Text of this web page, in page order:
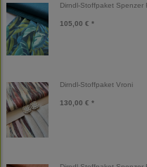
Dirndl-Stoffpaket Spenzer
105,00 € *
Dirndl-Stoffpaket Vroni
130,00 € *